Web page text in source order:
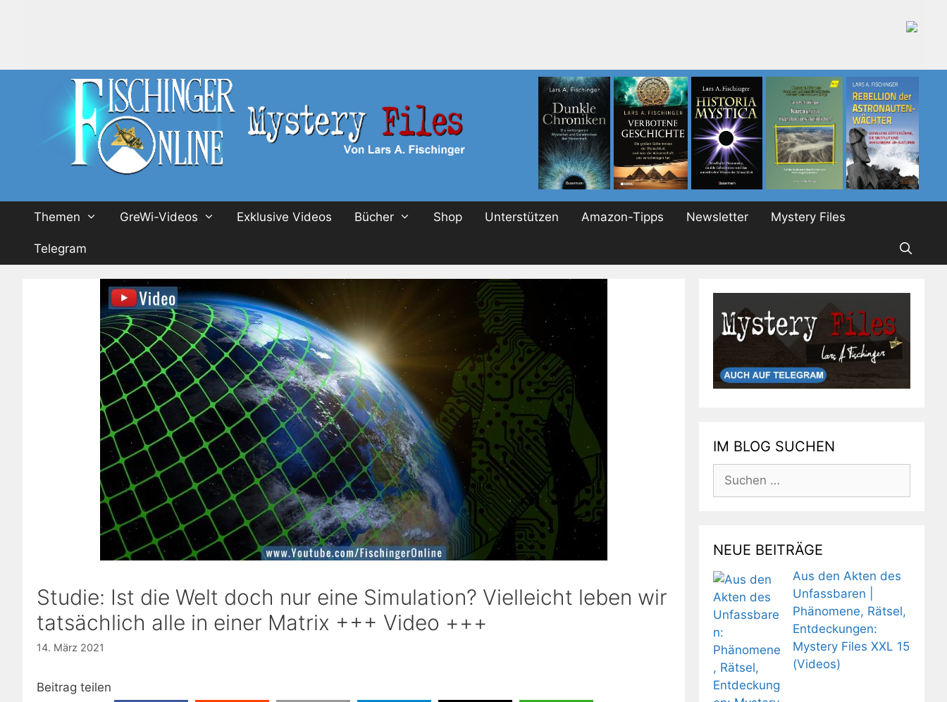
Themen GreWi-Videos Exklusive Videos Bücher Shop Unterstützen Amazon-Tipps Newsletter Mystery Files
Telegram
Studie: Ist die Welt doch nur eine Simulation? Vielleicht leben wir
tatsächlich alle in einer Matrix +++ Video +++
14. März 2021
Beitrag teilen
IM BLOG SUCHEN
Suchen
nach:
NEUE BEITRÄGE
Aus den Akten des
Unfassbaren |
Phänomene, Rätsel,
Entdeckungen:
Mystery Files XXL 15
(Videos)